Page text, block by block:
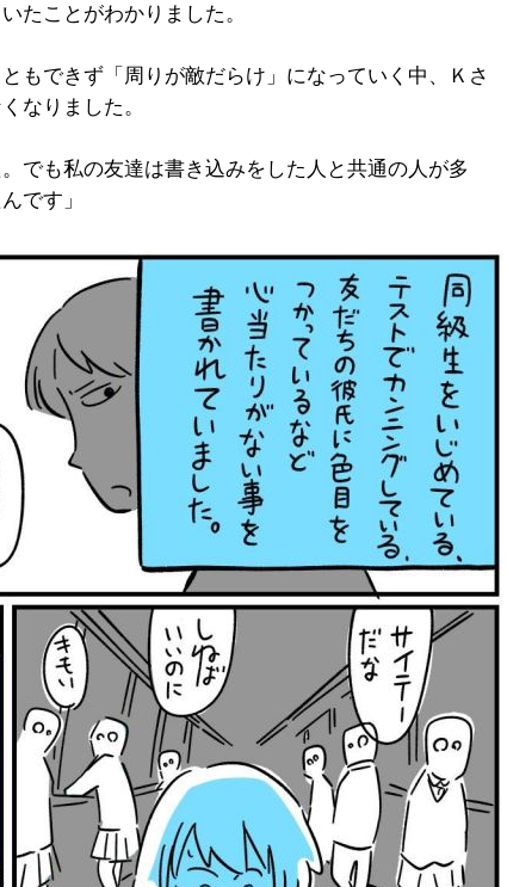
たことがわかりました。
もできず「周りが敵だらけ」になっていく中、Ｋさ
なりました。
でも私の友達は書き込みをした人と共通の人が多
です」